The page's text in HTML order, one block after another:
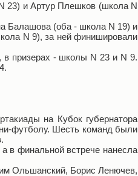
23) и Артур Плешков (школа N
Балашова (оба - школа N 19) и
N 9), за ней финишировали
в призерах - школы N 23 и N 9.
на Кубок губернатора
футболу. Шесть команд были
в финальной встрече нанесла
Ольшанский, Борис Ленючев,